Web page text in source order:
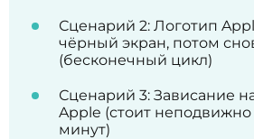
Сценарий 2: Логотип
чёрный экран, потом
(бесконечный цикл)
Сценарий 3: Зависание
Apple (стоит неподвижно
минут)